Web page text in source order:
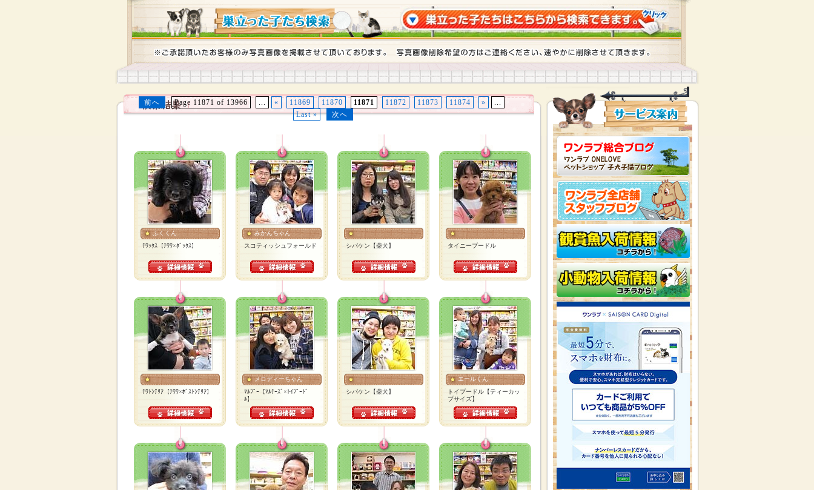
前へ Page 11871 of 13966 ... « 11869 11870 11871 11872 11873 11874 »
...
Last »
次へ
ふくくん
ﾁﾜｯｸｽ【ﾁﾜﾜ×ﾀﾞｯｸｽ】
みかんちゃん
スコティッシュフォールド
シバケン【柴犬】 タイニープードル
ﾁﾜﾄﾝﾃﾘｱ【ﾁﾜﾜ×ﾎﾞｽﾄﾝﾃﾘｱ】
メロディーちゃん
ﾏﾙﾌﾟｰ【ﾏﾙﾁｰｽﾞ×ﾄｲﾌﾟｰﾄﾞ
ﾙ】
シバケン【柴犬】
エールくん
トイプードル【ティーカッ
プサイズ】